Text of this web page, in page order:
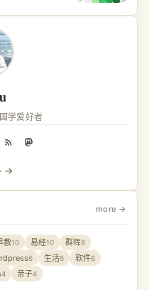
学爱好者
→
more →
教10 易经10 群晖9
6 生活6 软件6
4 亲子4